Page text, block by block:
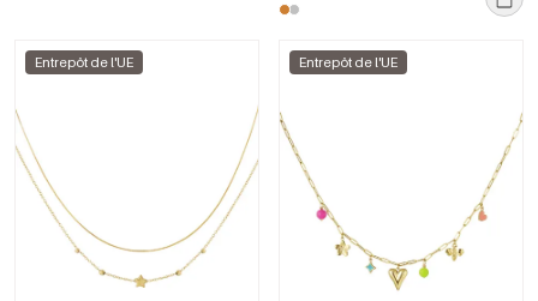
Entrepôt de l'UE Entrepôt de l'UE